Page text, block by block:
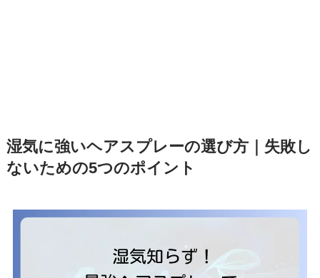
湿気に強いヘアスプレーの選び方｜失敗し
ないための5つのポイント